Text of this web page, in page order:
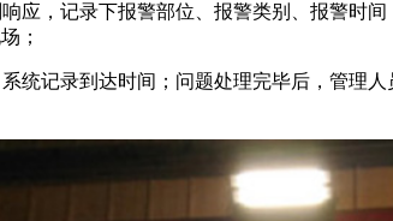
应，记录下报警部位、报警类别、报警时
；
统记录到达时间；问题处理完毕后，管理